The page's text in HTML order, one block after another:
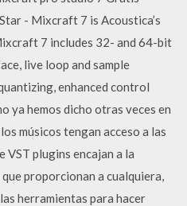
- Mixcraft 7 is Acoustica’s
7 includes 32- and 64-bit
live loop and sample
enhanced control
ya hemos dicho otras veces en
músicos tengan acceso a las
plugins encajan a la
proporcionan a cualquiera,
herramientas para hacer